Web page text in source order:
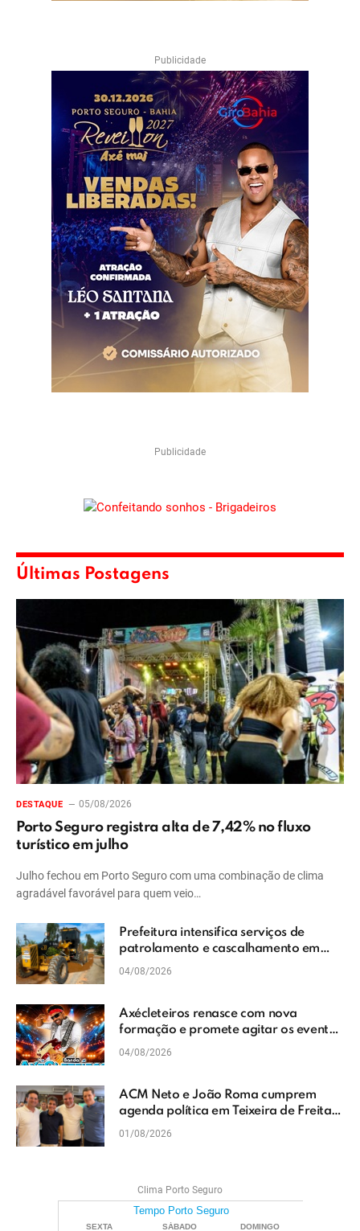
Publicidade
Publicidade
Últimas Postagens
DESTAQUE 05/08/2026
Porto Seguro registra alta de 7,42% no fluxo
turístico em julho
Julho fechou em Porto Seguro com uma combinação de clima
agradável favorável para quem veio…
Prefeitura intensifica serviços de
patrolamento e cascalhamento em
Vera Cruz
04/08/2026
Axécleteiros renasce com nova
formação e promete agitar os eventos
do Extremo Sul da Bahia
04/08/2026
ACM Neto e João Roma cumprem
agenda política em Teixeira de Freitas
e reforçam projeto para o Extremo Sul
01/08/2026
Clima Porto Seguro